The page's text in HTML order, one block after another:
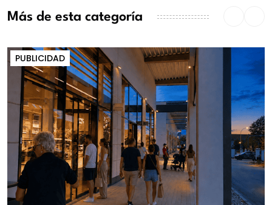
Más de esta categoría
PUBLICIDAD